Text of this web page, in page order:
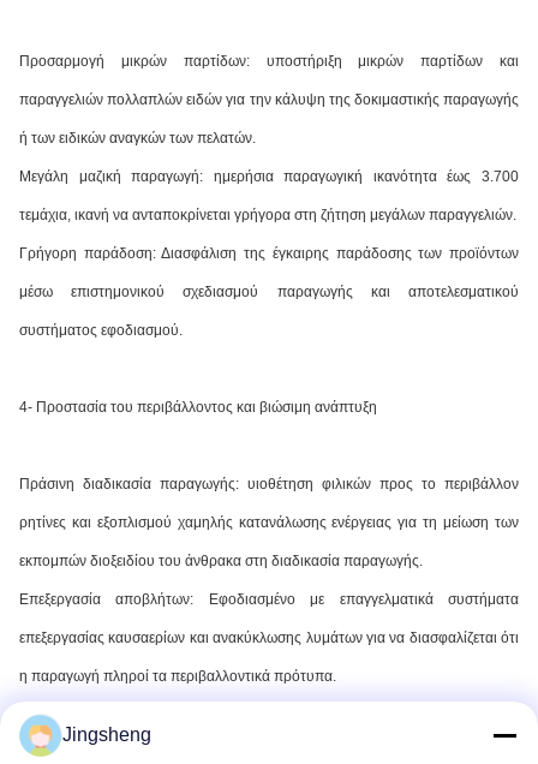
Προσαρμογή μικρών παρτίδων: υποστήριξη μικρών παρτίδων και
παραγγελιών πολλαπλών ειδών για την κάλυψη της δοκιμαστικής παραγωγής
ή των ειδικών αναγκών των πελατών.
Μεγάλη μαζική παραγωγή: ημερήσια παραγωγική ικανότητα έως 3.700
τεμάχια, ικανή να ανταποκρίνεται γρήγορα στη ζήτηση μεγάλων παραγγελιών.
Γρήγορη παράδοση: Διασφάλιση της έγκαιρης παράδοσης των προϊόντων
μέσω επιστημονικού σχεδιασμού παραγωγής και αποτελεσματικού
συστήματος εφοδιασμού.
4- Προστασία του περιβάλλοντος και βιώσιμη ανάπτυξη
Πράσινη διαδικασία παραγωγής: υιοθέτηση φιλικών προς το περιβάλλον
ρητίνες και εξοπλισμού χαμηλής κατανάλωσης ενέργειας για τη μείωση των
εκπομπών διοξειδίου του άνθρακα στη διαδικασία παραγωγής.
Επεξεργασία αποβλήτων: Εφοδιασμένο με επαγγελματικά συστήματα
επεξεργασίας καυσαερίων και ανακύκλωσης λυμάτων για να διασφαλίζεται ότι
η παραγωγή πληροί τα περιβαλλοντικά πρότυπα.
Διαδικασία παροχής υπηρεσιών OEM
Jingsheng